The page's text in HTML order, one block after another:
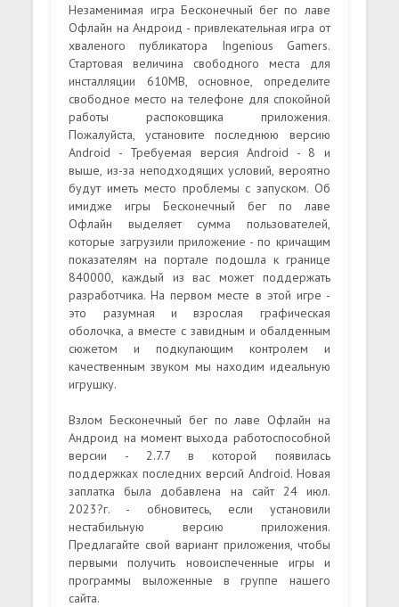
Незаменимая игра Бесконечный бег по лаве
Офлайн на Андроид - привлекательная игра от
хваленого публикатора Ingenious Gamers.
Стартовая величина свободного места для
инсталляции 610MB, основное, определите
свободное место на телефоне для спокойной
работы распоковщика приложения.
Пожалуйста, установите последнюю версию
Android - Требуемая версия Android - 8 и
выше, из-за неподходящих условий, вероятно
будут иметь место проблемы с запуском. Об
имидже игры Бесконечный бег по лаве
Офлайн выделяет сумма пользователей,
которые загрузили приложение - по кричащим
показателям на портале подошла к границе
840000, каждый из вас может поддержать
разработчика. На первом месте в этой игре -
это разумная и взрослая графическая
оболочка, а вместе с завидным и обалденным
сюжетом и подкупающим контролем и
качественным звуком мы находим идеальную
игрушку.
Взлом Бесконечный бег по лаве Офлайн на
Андроид на момент выхода работоспособной
версии - 2.7.7 в которой появилась
поддержках последних версий Android. Новая
заплатка была добавлена на сайт 24 июл.
2023?г. - обновитесь, если установили
нестабильную версию приложения.
Предлагайте свой вариант приложения, чтобы
первыми получить новоиспеченные игры и
программы выложенные в группе нашего
сайта.